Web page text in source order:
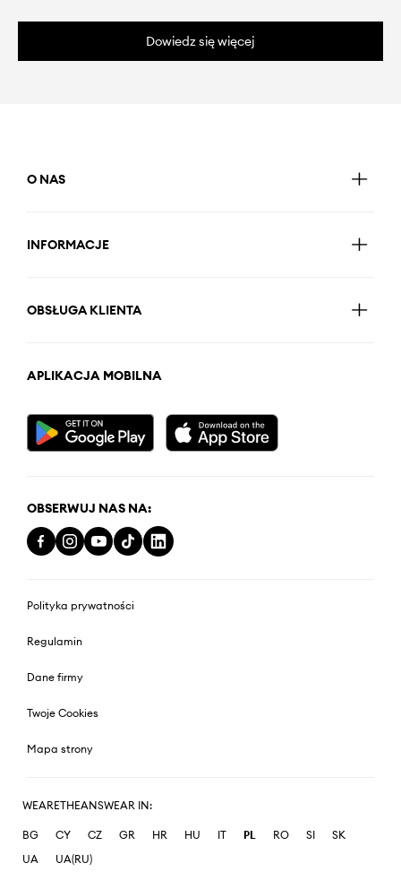
Dowiedz się więcej
O NAS
INFORMACJE
OBSŁUGA KLIENTA
APLIKACJA MOBILNA
OBSERWUJ NAS NA:
Polityka prywatności
Regulamin
Dane firmy
Twoje Cookies
Mapa strony
WEARETHEANSWEAR IN:
BG CY CZ GR HR HU IT PL RO SI
SK
UA
UA(RU)